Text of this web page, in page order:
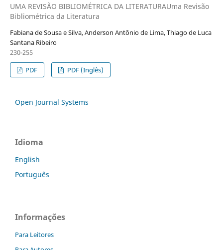
UMA REVISÃO BIBLIOMÉTRICA DA LITERATURAUma Revisão
Bibliométrica da Literatura
Fabiana de Sousa e Silva, Anderson Antônio de Lima, Thiago de Luca
Santana Ribeiro
230-255
PDF
PDF (Inglês)
Open Journal Systems
Idioma
English
Português
Informações
Para Leitores